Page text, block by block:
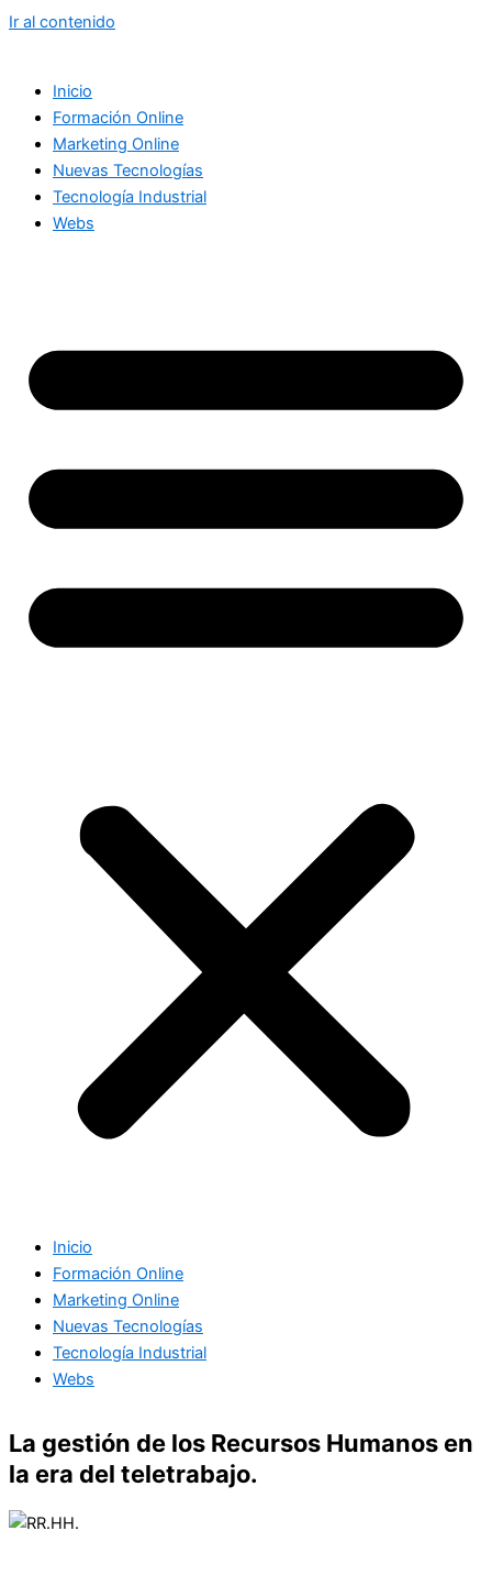
Ir al contenido
Inicio
Formación Online
Marketing Online
Nuevas Tecnologías
Tecnología Industrial
Webs
Inicio
Formación Online
Marketing Online
Nuevas Tecnologías
Tecnología Industrial
Webs
La gestión de los Recursos Humanos en
la era del teletrabajo.